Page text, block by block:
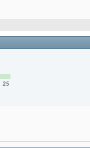
25